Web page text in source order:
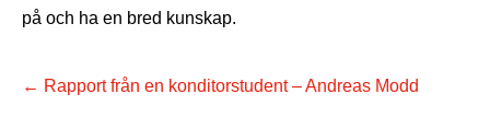
på och ha en bred kunskap.
← Rapport från en konditorstudent – Andreas Modd